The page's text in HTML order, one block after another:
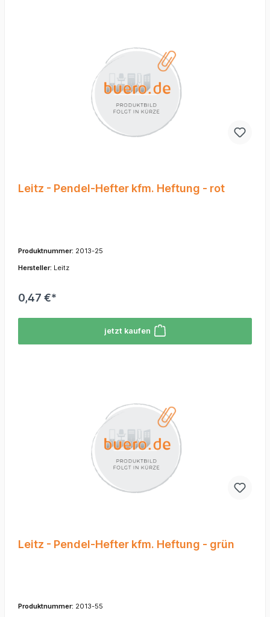
Leitz - Pendel-Hefter kfm. Heftung - rot
Produktnummer: 2013-25
Hersteller: Leitz
0,47 €*
jetzt kaufen
Leitz - Pendel-Hefter kfm. Heftung - grün
Produktnummer: 2013-55